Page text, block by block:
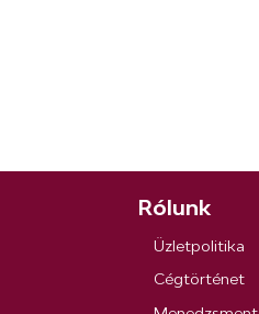
Rólunk
Üzletpolitika
Cégtörténet